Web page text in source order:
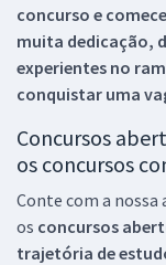
concurso e
muita dedicação,
experientes no
conquistar uma
Concursos
os concursos
Conte com a nossa
os concursos
trajetória de